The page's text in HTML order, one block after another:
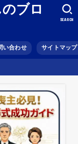
ブロ
い合わせ サイトマップ
SEARCH